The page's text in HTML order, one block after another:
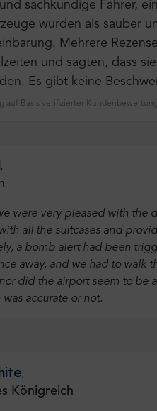
sachkundige Fahrer,
wurden als sauber
Mehrere
und sagten, dass
Es gibt keine
auf Basis verifizierter
,
were very pleased with the
all the suitcases and
a bomb alert had been
away, and we had to walk
did the airport seem to be
accurate or not.
,
Königreich